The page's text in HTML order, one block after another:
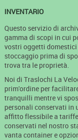
INVENTARIO
Questo servizio di
gamma di scopi in cui
vostri oggetti
stoccaggio prima di
trova tra le proprietà.
Noi di Traslochi La
prim'ordine per
tranquilli mentre vi
personali conservati in
affitto flessibile a
conservati nel nostro
vanta container e